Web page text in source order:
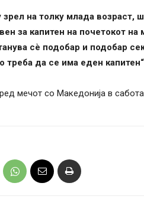
зрел на толку млада возраст,
за капитен на почетокот на
сè подобар и подобар
треба да се има еден
мечот со Македонија в сабота